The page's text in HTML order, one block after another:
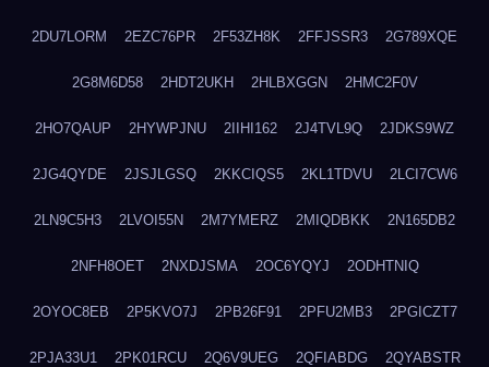
2DU7LORM 2EZC76PR 2F53ZH8K 2FFJSSR3 2G789XQE
2G8M6D58 2HDT2UKH 2HLBXGGN 2HMC2F0V
2HO7QAUP 2HYWPJNU 2IIHI162 2J4TVL9Q 2JDKS9WZ
2JG4QYDE 2JSJLGSQ 2KKCIQS5 2KL1TDVU 2LCI7CW6
2LN9C5H3 2LVOI55N 2M7YMERZ 2MIQDBKK 2N165DB2
2NFH8OET 2NXDJSMA 2OC6YQYJ 2ODHTNIQ
2OYOC8EB 2P5KVO7J 2PB26F91 2PFU2MB3 2PGICZT7
2PJA33U1 2PK01RCU 2Q6V9UEG 2QFIABDG 2QYABSTR